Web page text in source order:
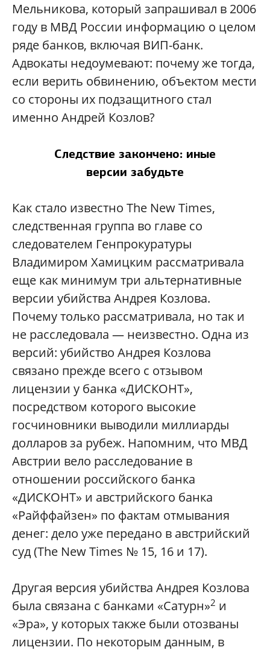
Мельникова, который запрашивал в 2006
году в МВД России информацию о целом
ряде банков, включая ВИП-банк.
Адвокаты недоумевают: почему же тогда,
если верить обвинению, объектом мести
со стороны их подзащитного стал
именно Андрей Козлов?
Следствие закончено: иные
версии забудьте
Как стало известно The New Times,
следственная группа во главе со
следователем Генпрокуратуры
Владимиром Хамицким рассматривала
еще как минимум три альтернативные
версии убийства Андрея Козлова.
Почему только рассматривала, но так и
не расследовала — неизвестно. Одна из
версий: убийство Андрея Козлова
связано прежде всего с отзывом
лицензии у банка «ДИСКОНТ»,
посредством которого высокие
госчиновники выводили миллиарды
долларов за рубеж. Напомним, что МВД
Австрии вело расследование в
отношении российского банка
«ДИСКОНТ» и австрийского банка
«Райффайзен» по фактам отмывания
денег: дело уже передано в австрийский
суд (The New Times № 15, 16 и 17).
Другая версия убийства Андрея Козлова
была связана с банками «Сатурн»2 и
«Эра», у которых также были отозваны
лицензии. По некоторым данным, в